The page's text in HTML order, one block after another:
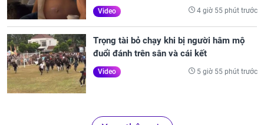
Video 4 giờ 55 phút trước
Trọng tài bỏ chạy khi bị người hâm mộ
đuổi đánh trên sân và cái kết
Video 5 giờ 55 phút trước